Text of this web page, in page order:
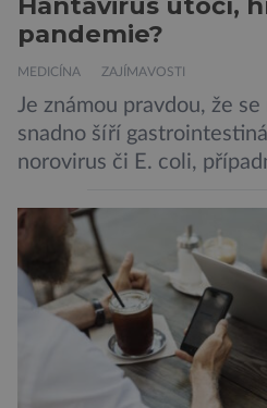
pandemie?
MEDICÍNA ZAJÍMAVOSTI
Je známou pravdou, že
snadno šíří
norovirus či E. coli,
Ovšem slyšet o prvním
výletní lodi bylo
Zdá se, že nebezpečí bylo
Máme se bát nové